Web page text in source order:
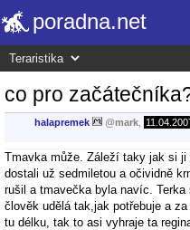
poradna.net
co pro
halapremek @mark
Tmavka může. Záleží taky jak si
dostali už sedmiletou a očividně
rušil a tmavečka byla navíc.
člověk udělá tak,jak potřebuje a
tu délku, tak to asi vyhraje ta